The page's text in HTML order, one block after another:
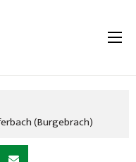
(Burgebrach)